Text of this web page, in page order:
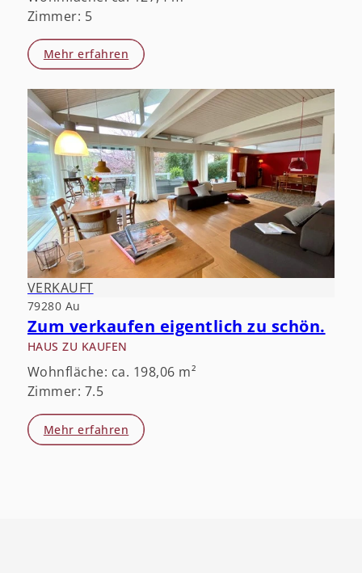
Zimmer: 5
Mehr erfahren
VERKAUFT
79280 Au
Zum verkaufen eigentlich zu schön.
HAUS ZU KAUFEN
Wohnfläche: ca. 198,06 m²
Zimmer: 7.5
Mehr erfahren